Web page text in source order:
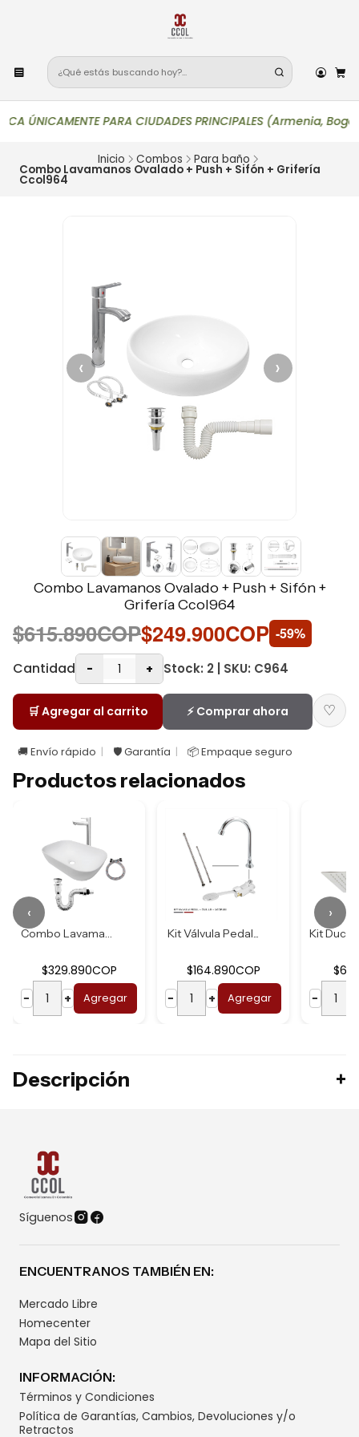
ÚNICAMENTE PARA CIUDADES PRINCIPALES (Armenia,
Inicio Combos Para baño
Combo Lavamanos Ovalado + Push + Sifón + Grifería
Ccol964
‹ ›
Combo Lavamanos Ovalado + Push + Sifón +
Grifería Ccol964
$615.890COP$249.900COP -59%
Cantidad
- + Stock: 2 | SKU: C964
🛒 Agregar al carrito ⚡ Comprar ahora ♡
🚚 Envío rápido 🛡️ Garantía 📦 Empaque seguro
Productos relacionados
Combo Lavamanos B...
$329.890COP
−
+ Agregar
Kit Válvula Pedal...
$164.890COP
−
+ Agregar
−
‹ ›
Descripción
Síguenos
ENCUENTRANOS TAMBIÉN EN:
Mercado Libre
Homecenter
Mapa del Sitio
INFORMACIÓN:
Términos y Condiciones
Política de Garantías, Cambios, Devoluciones y/o
Retractos